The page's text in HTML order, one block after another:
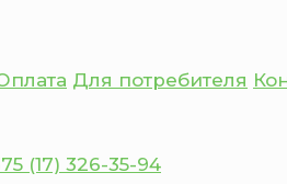
Для потребителя
(17) 326-35-94